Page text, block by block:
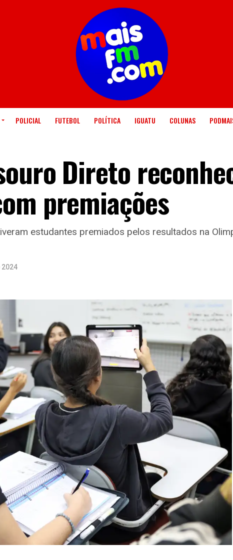
POLICIAL FUTEBOL POLÍTICA IGUATU COLUNAS
Direto
premiações
estudantes premiados pelos resultados na